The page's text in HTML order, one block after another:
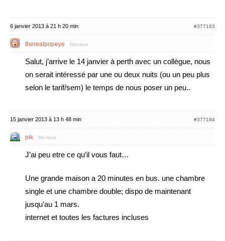
6 janvier 2013 à 21 h 20 min #377183
therealpopeye Membre
Salut, j’arrive le 14 janvier à perth avec un collègue, nous
on serait intéressé par une ou deux nuits (ou un peu plus
selon le tarif/sem) le temps de nous poser un peu..
15 janvier 2013 à 13 h 48 min #377184
pik Membre
J’ai peu etre ce qu’il vous faut…
Une grande maison a 20 minutes en bus. une chambre
single et une chambre double; dispo de maintenant
jusqu’au 1 mars.
internet et toutes les factures incluses